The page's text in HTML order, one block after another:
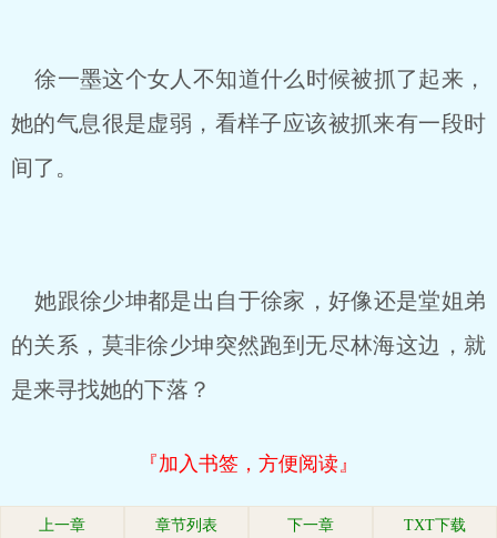
徐一墨这个女人不知道什么时候被抓了起来，
她的气息很是虚弱，看样子应该被抓来有一段时
间了。
她跟徐少坤都是出自于徐家，好像还是堂姐弟
的关系，莫非徐少坤突然跑到无尽林海这边，就
是来寻找她的下落？
『加入书签，方便阅读』
上一章 章节列表 下一章 TXT下载